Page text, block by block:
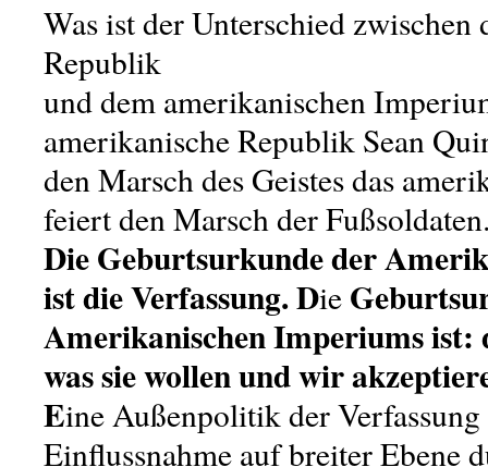
Was ist der Unterschied zwischen
Republik
und dem amerikanischen
amerikanische Republik Sean
den Marsch des Geistes das
feiert den Marsch der
Die Geburtsurkunde der
ist die Verfassung. Die
Amerikanischen Imperiums ist:
was sie wollen und wir
Eine Außenpolitik der
Einflussnahme auf breiter Ebene